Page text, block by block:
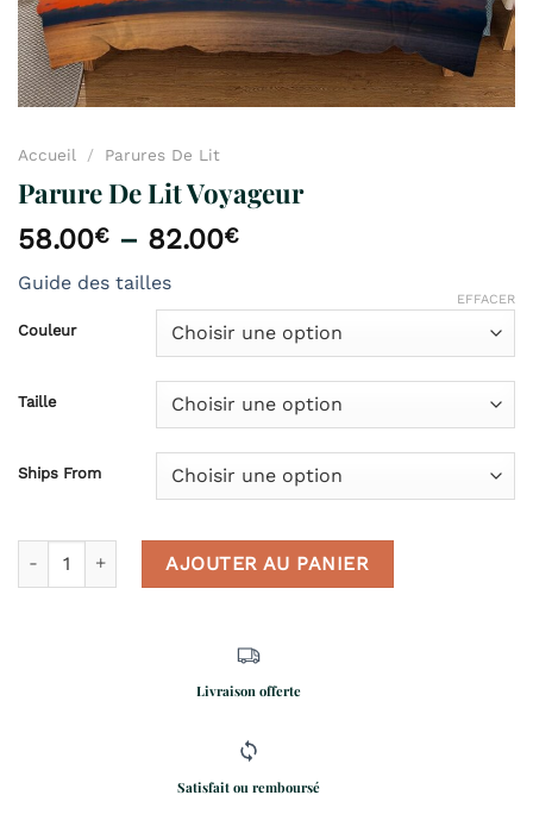
Accueil / Parures De Lit
Parure De Lit Voyageur
58.00€ – 82.00€
Guide des tailles
Couleur
Taille
Ships From
EFFACER
quantité de Parure De Lit Voyageur
AJOUTER AU PANIER
Livraison offerte
Satisfait ou remboursé